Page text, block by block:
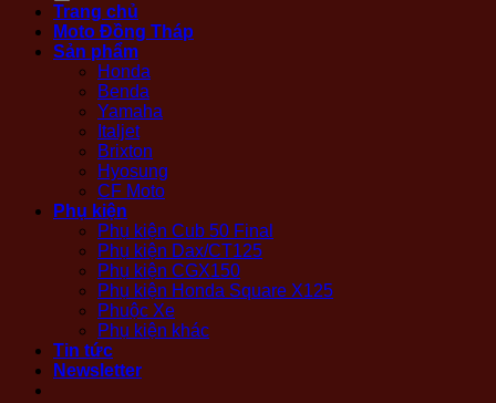
Trang chủ
Moto Đồng Tháp
Sản phẩm
Honda
Benda
Yamaha
Italjet
Brixton
Hyosung
CF Moto
Phụ kiện
Phụ kiện Cub 50 Final
Phụ kiện Dax/CT125
Phụ kiện CGX150
Phụ kiện Honda Square X125
Phuộc Xe
Phụ kiện khác
Tin tức
Newsletter